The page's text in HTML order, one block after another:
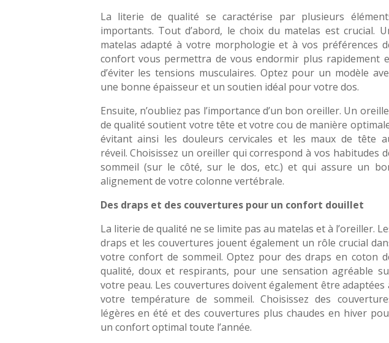
La literie de qualité se caractérise par plusieurs
importants. Tout d’abord, le choix du matelas est crucial.
matelas adapté à votre morphologie et à vos préférences
confort vous permettra de vous endormir plus rapidement
d’éviter les tensions musculaires. Optez pour un modèle
une bonne épaisseur et un soutien idéal pour votre dos.
Ensuite, n’oubliez pas l’importance d’un bon oreiller. Un
de qualité soutient votre tête et votre cou de manière
évitant ainsi les douleurs cervicales et les maux de tête
réveil. Choisissez un oreiller qui correspond à vos habitudes
sommeil (sur le côté, sur le dos, etc.) et qui assure un
alignement de votre colonne vertébrale.
Des draps et des couvertures pour un confort douillet
La literie de qualité ne se limite pas au matelas et à l’oreiller.
draps et les couvertures jouent également un rôle crucial
votre confort de sommeil. Optez pour des draps en coton
qualité, doux et respirants, pour une sensation agréable
votre peau. Les couvertures doivent également être adaptées
votre température de sommeil. Choisissez des
légères en été et des couvertures plus chaudes en hiver
un confort optimal toute l’année.